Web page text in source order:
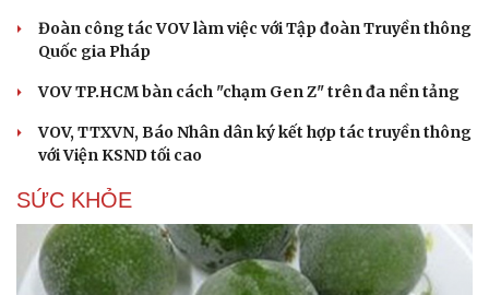
Đoàn công tác VOV làm việc với Tập đoàn Truyền thông
Quốc gia Pháp
VOV TP.HCM bàn cách "chạm Gen Z" trên đa nền tảng
VOV, TTXVN, Báo Nhân dân ký kết hợp tác truyền thông
với Viện KSND tối cao
SỨC KHỎE